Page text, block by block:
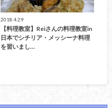
2018.4.29
【料理教室】Reiさんの料理教室in
日本でシチリア・メッシーナ料理
を習いまし…